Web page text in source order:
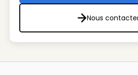
Nous
Nous